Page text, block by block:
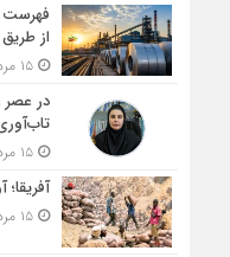
فهرست
از
۱۵ مرداد ۱۴۰۵ - ۱۰:۴۵
در عصر
۱۵ مرداد ۱۴۰۵ - ۱۰:۰۵
۱۵ مرداد ۱۴۰۵ - ۹:۴۵